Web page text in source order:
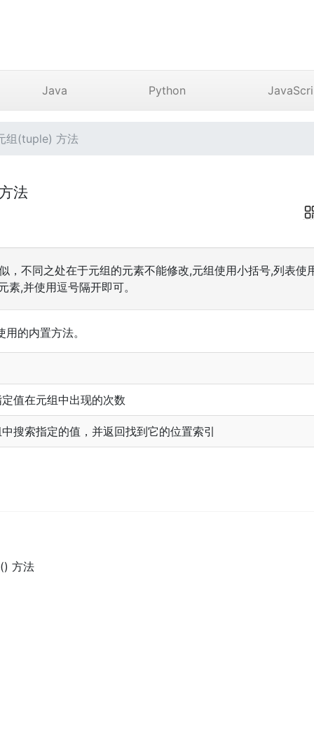
Java Python
组(tuple) 方法
法
，不同之处在于元组的元素不能修改,元组使用小括号,列表使
素,并使用逗号隔开即可。
的内置方法。
值在元组中出现的次数
搜索指定的值，并返回找到它的位置索引
方法